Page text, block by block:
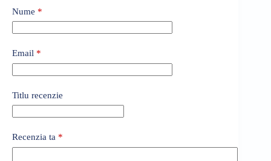
Nume *
Email *
Titlu recenzie
Recenzia ta *